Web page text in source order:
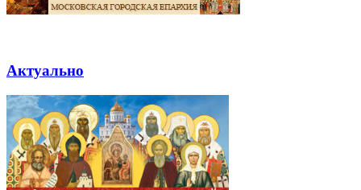
Актуально